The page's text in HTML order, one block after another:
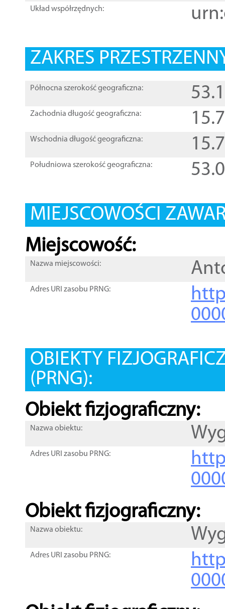
Układ współrzędnych:
ZAKRES
Północna szerokość geograficzna:
Zachodnia długość geograficzna:
Wschodnia długość geograficzna:
Południowa szerokość geograficzna:
MIEJSCOWOŚCI
Miejscowość:
Nazwa miejscowości:
Adres URI zasobu PRNG:
OBIEKTY
(PRNG):
Obiekt fizjograficzny:
Nazwa obiektu:
Adres URI zasobu PRNG:
Obiekt fizjograficzny:
Nazwa obiektu:
Adres URI zasobu PRNG: